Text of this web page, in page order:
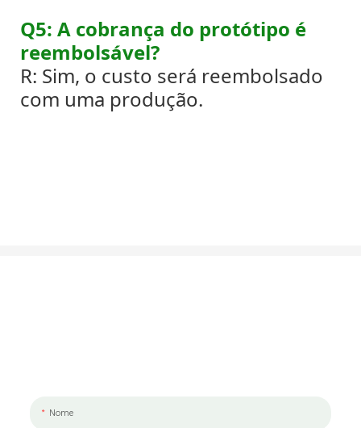
Q5: A cobrança do protótipo é
reembolsável?
R: Sim, o custo será reembolsado
com uma produção.
Nome